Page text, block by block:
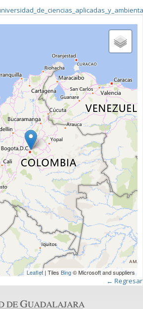
Leaflet | Tiles Bing© Microsoft and suppliers
← Regresar